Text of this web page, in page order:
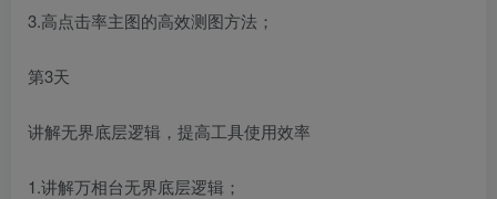
3.高点击率主图的高效测图方法；
第3天
讲解无界底层逻辑，提高工具使用效率
1.讲解万相台无界底层逻辑；